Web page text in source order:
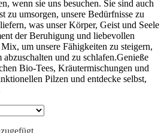
wenn sie uns besuchen. Sie sind auch
zu umsorgen, unsere Bedürfnisse zu
was unser Körper, Geist und Seele
der Beruhigung und liebevollen
um unsere Fähigkeiten zu steigern,
und zu schlafen.Genieße
Bio-Tees, Kräutermischungen und
Pilzen und entdecke selbst,